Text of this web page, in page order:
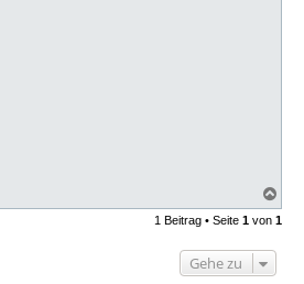
a
c
1 Beitrag • Seite 1 von 1
Gehe zu